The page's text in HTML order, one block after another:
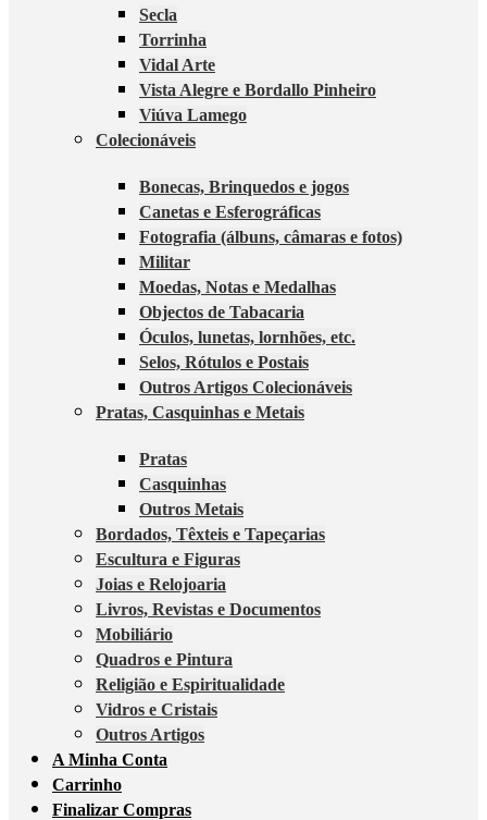
Secla
Torrinha
Vidal Arte
Vista Alegre e Bordallo Pinheiro
Viúva Lamego
Colecionáveis
Bonecas, Brinquedos e jogos
Canetas e Esferográficas
Fotografia (álbuns, câmaras e fotos)
Militar
Moedas, Notas e Medalhas
Objectos de Tabacaria
Óculos, lunetas, lornhões, etc.
Selos, Rótulos e Postais
Outros Artigos Colecionáveis
Pratas, Casquinhas e Metais
Pratas
Casquinhas
Outros Metais
Bordados, Têxteis e Tapeçarias
Escultura e Figuras
Joias e Relojoaria
Livros, Revistas e Documentos
Mobiliário
Quadros e Pintura
Religião e Espiritualidade
Vidros e Cristais
Outros Artigos
A Minha Conta
Carrinho
Finalizar Compras